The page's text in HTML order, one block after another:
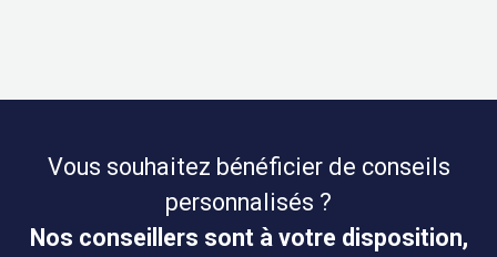
Vous souhaitez bénéficier de conseils
personnalisés ?
Nos conseillers sont à votre disposition,